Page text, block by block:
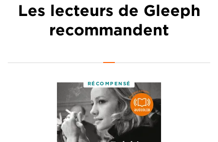
Les lecteurs de Gleeph
recommandent
RÉCOMPENSÉ